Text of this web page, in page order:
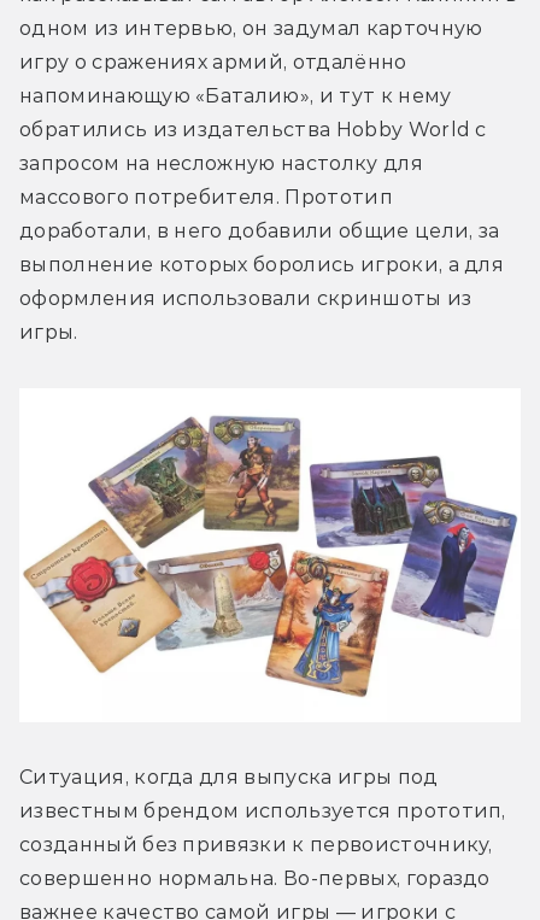
одном из интервью, он задумал карточную
игру о сражениях армий, отдалённо
напоминающую «Баталию», и тут к нему
обратились из издательства Hobby World с
запросом на несложную настолку для
массового потребителя. Прототип
доработали, в него добавили общие цели, за
выполнение которых боролись игроки, а для
оформления использовали скриншоты из
игры.
Ситуация, когда для выпуска игры под
известным брендом используется прототип,
созданный без привязки к первоисточнику,
совершенно нормальна. Во-первых, гораздо
важнее качество самой игры — игроки с